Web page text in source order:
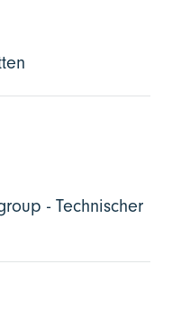
- Technischer